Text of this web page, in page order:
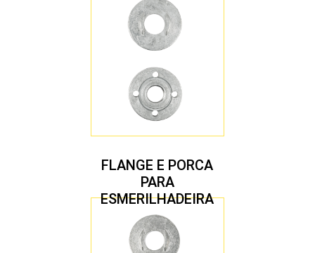
FLANGE E PORCA
PARA
ESMERILHADEIRA
4.1/2″ 22,23 MM